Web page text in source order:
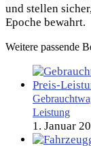
und stellen
Epoche bewahrt.
Weitere passende
Leistung
1. Januar